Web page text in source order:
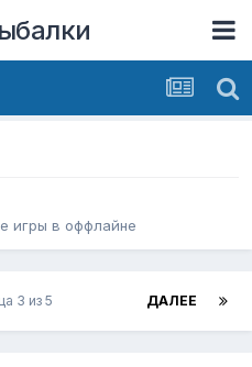
игры в оффлайне
ДАЛЕЕ
3 из 5